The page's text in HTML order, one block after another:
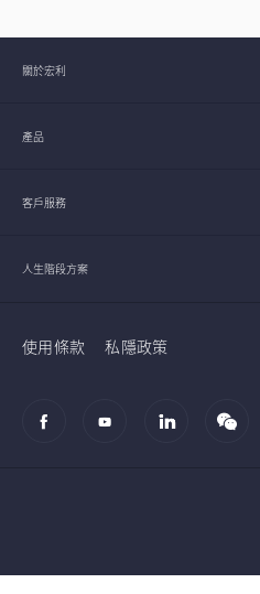
關於宏利
產品
客戶服務
人生階段方案
使用條款 私隱政策